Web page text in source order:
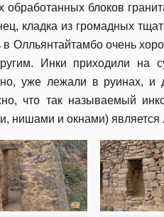
обработанных блоков
кладка из громадных
в Олльянтайтамбо очень
Инки приходили на
уже лежали в руинах, и
что так называемый
нишами и окнами)